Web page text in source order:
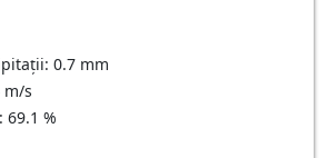
0.7 mm
m/s
69.1 %